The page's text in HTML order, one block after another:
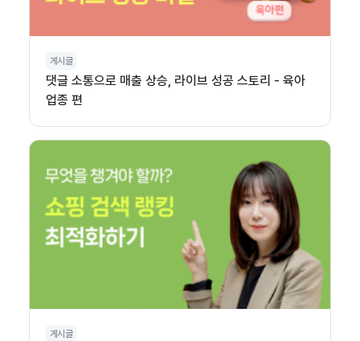
게시글
댓글 소통으로 매출 상승, 라이브 성공 스토리 - 육아
업종 편
게시글